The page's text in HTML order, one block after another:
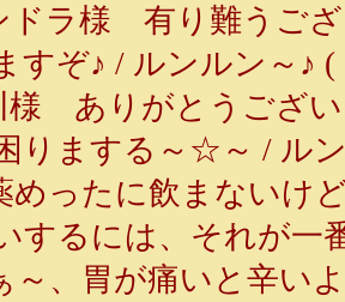
ドラ様 有り難うござ
すぞ♪ / ルンルン～♪ (
様 ありがとうござ
りまする～☆～ / ル
めったに飲まないけ
するには、それが一
～、胃が痛いと辛い